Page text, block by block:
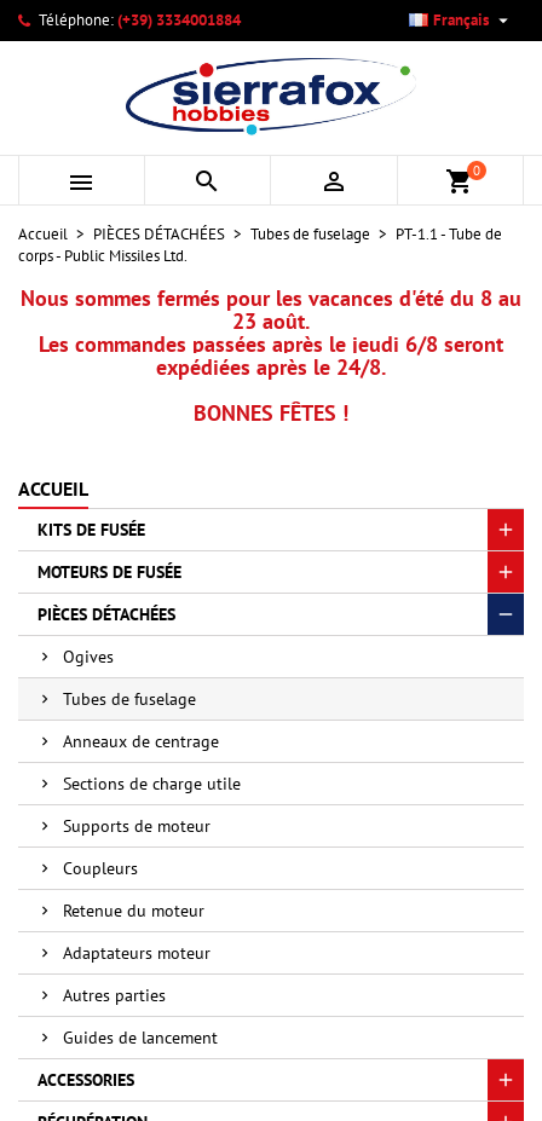
Téléphone:(+39) 3334001884 Français 
   shopping_cart0
Accueil PIÈCES DÉTACHÉES Tubes de fuselage
PT-1.1 - Tube de
corps - Public Missiles Ltd.
Nous sommes fermés pour les vacances d'été du 8 au
23 août.
Les commandes passées après le jeudi 6/8 seront
expédiées après le 24/8.
BONNES FÊTES !
ACCUEIL
KITS DE FUSÉE
MOTEURS DE FUSÉE
PIÈCES DÉTACHÉES
Ogives
Tubes de fuselage
Anneaux de centrage
Sections de charge utile
Supports de moteur
Coupleurs
Retenue du moteur
Adaptateurs moteur
Autres parties
Guides de lancement
ACCESSORIES
Mes listes d'envies ×
Créer une nouvelle liste
Créer une liste d'envies ×
Nom de la liste d'envies
Annuler Créer une liste d'envies
Connexion ×
Vous devez être connecté pour ajouter des produits à votre
liste d'envies.
Annuler Connexion